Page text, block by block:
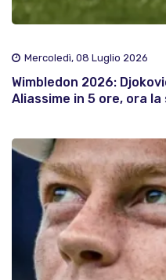
Mercoledì, 08 Luglio 2026
Wimbledon 2026:
Aliassime in 5 ore, ora la